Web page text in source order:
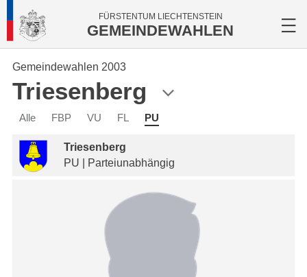
FÜRSTENTUM LIECHTENSTEIN
GEMEINDEWAHLEN
Gemeindewahlen 2003
Triesenberg
Alle FBP VU FL PU
Triesenberg
PU | Parteiunabhängig